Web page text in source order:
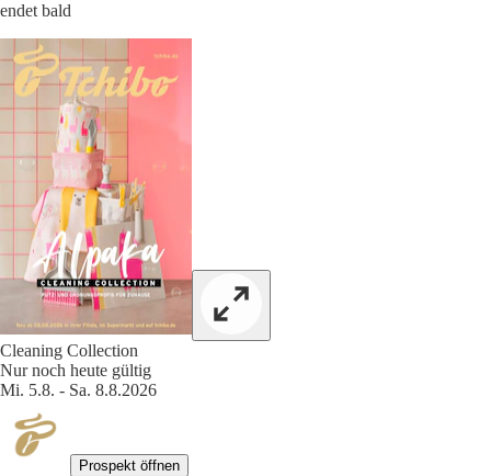
endet bald
Cleaning Collection
Nur noch heute gültig
Mi. 5.8. - Sa. 8.8.2026
Prospekt öffnen